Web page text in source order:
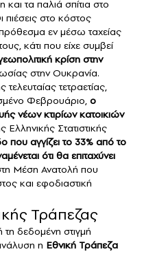
τα παλιά σπίτια στο
στο κόστος
εν μέσω ταχείας
κάτι που είχε συμβεί
κρίση στην
στην Ουκρανία.
τελευταίας τετραετίας,
Φεβρουάριο, ο
νέων κτιρίων κατοικιών
Ελληνικής Στατιστικής
που αγγίζει το 33% από το
ότι θα επιταχύνει
Μέση Ανατολή που
και εφοδιαστική
Τράπεζας
δεδομένη στιγμή
η Εθνική Τράπεζα